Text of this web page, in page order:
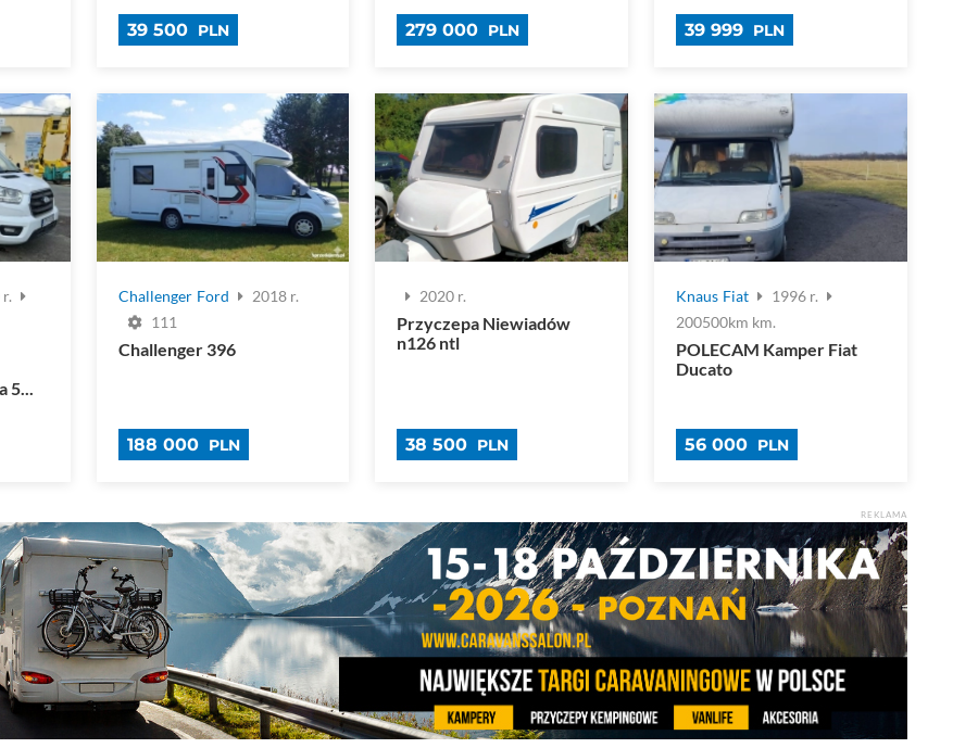
39 500 PLN 279 000 PLN 39 999 PLN
5...
Challenger Ford
2018 r.
111
Challenger 396
188 000 PLN
2020 r.
Przyczepa Niewiadów
n126 ntl
38 500 PLN
Knaus Fiat
1996 r.
200500km km.
POLECAM Kamper Fiat
Ducato
56 000 PLN
REKLAMA